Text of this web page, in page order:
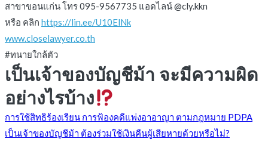
สาขาขอนแก่น โทร 095-9567735 แอดไลน์ @cly.kkn
หรือ คลิก https://lin.ee/U10ElNk
www.closelawyer.co.th
#ทนายใกล้ตัว
เป็นเจ้าของบัญชีม้า จะมีความผิด
อย่างไรบ้าง
แนะแนว
การใช้สิทธิร้องเรียน การฟ้องคดีแพ่งอาอาญา ตามกฎหมาย PDPA
เป็นเจ้าของบัญชีม้า ต้องร่วมใช้เงินคืนผู้เสียหายด้วยหรือไม่?